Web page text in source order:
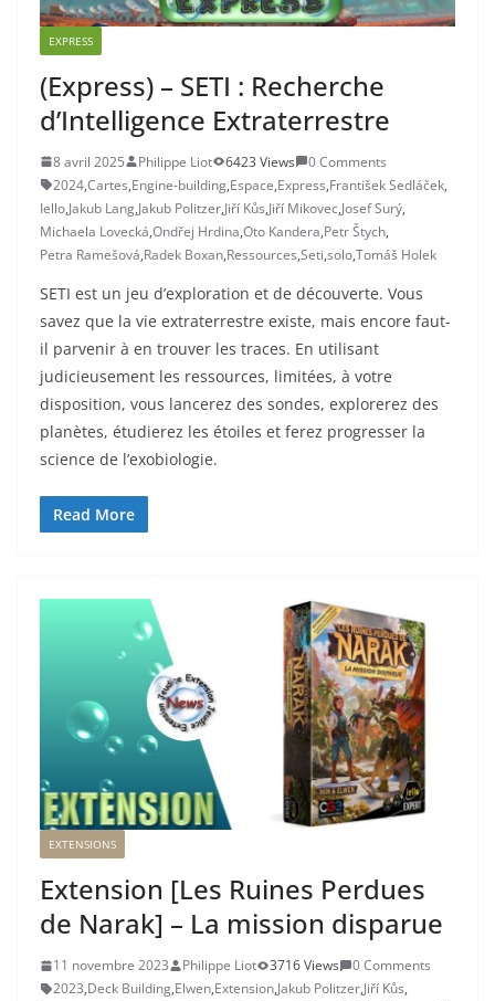
EXPRESS
(Express) – SETI : Recherche
d’Intelligence Extraterrestre
8 avril 2025 Philippe Liot 6423 Views
0 Comments
2024,Cartes,Engine-building,Espace,Express,František Sedláček,
Iello,Jakub Lang,Jakub Politzer,Jiří Kůs,Jiří Mikovec,Josef Surý,
Michaela Lovecká,Ondřej Hrdina,Oto Kandera,Petr Štych,
Petra Ramešová,Radek Boxan,Ressources,Seti,solo,Tomáš Holek
SETI est un jeu d’exploration et de découverte. Vous
savez que la vie extraterrestre existe, mais encore faut-
il parvenir à en trouver les traces. En utilisant
judicieusement les ressources, limitées, à votre
disposition, vous lancerez des sondes, explorerez des
planètes, étudierez les étoiles et ferez progresser la
science de l’exobiologie.
Read More
EXTENSIONS
Extension [Les Ruines Perdues
de Narak] – La mission disparue
11 novembre 2023 Philippe Liot 3716 Views
0 Comments
2023,Deck Building,Elwen,Extension,Jakub Politzer,Jiří Kůs,